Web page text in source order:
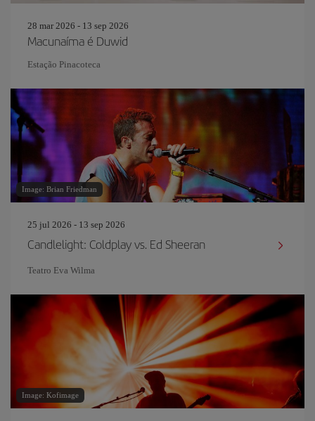
28 mar 2026 - 13 sep 2026
Macunaíma é Duwid
Estação Pinacoteca
Image: Brian Friedman
25 jul 2026 - 13 sep 2026
Candlelight: Coldplay vs. Ed Sheeran
Teatro Eva Wilma
Image: Kofimage